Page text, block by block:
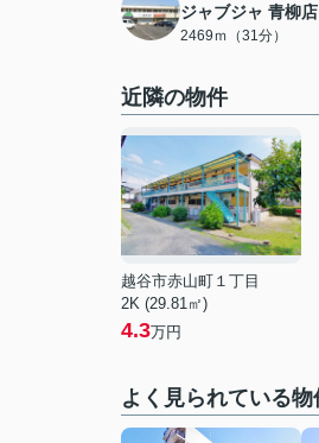
ジャブジャ 青柳店
2469ｍ（31分）
近隣の物件
越谷市赤山町１丁目
2K (29.81㎡)
4.3万円
よく見られている物